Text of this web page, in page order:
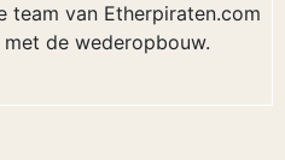
team van Etherpiraten.com
de wederopbouw.